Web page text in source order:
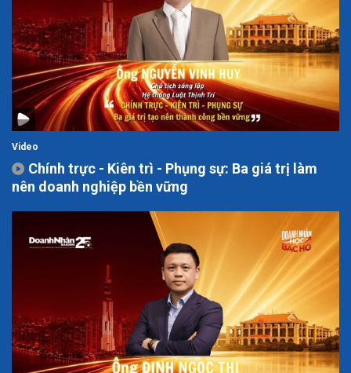
Video
Chính trực - Kiên trì - Phụng sự: Ba giá trị làm
nên doanh nghiệp bền vững